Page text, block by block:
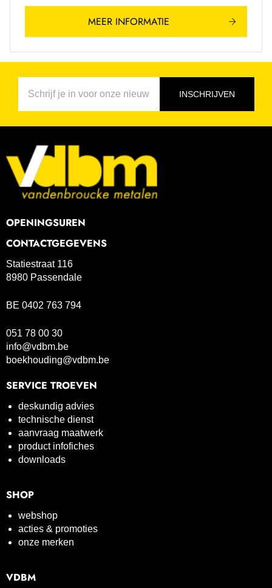
MEER INFORMATIE
INSCHRIJVEN
OPENINGSUREN
CONTACTGEGEVENS
Statiestraat 116
8980 Passendale
BE 0402 763 794
051 78 00 30
info@vdbm.be
boekhouding@vdbm.be
SERVICE TROEVEN
deskundig advies
technische dienst
aanvraag maatwerk
product infofiches
downloads
SHOP
webshop
acties & promoties
onze merken
VDBM